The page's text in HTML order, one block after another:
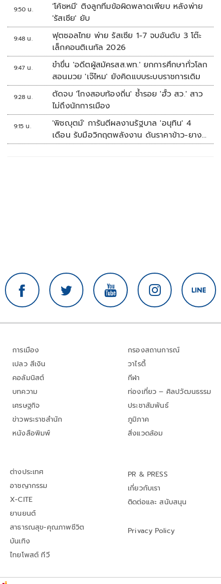
9:50 น.
'โค้ชหมี' ติงลูกทีมข้อผิดพลาดเพียบ หลังพ่าย
'รัสเซีย' ยับ
9:48 น.
ฟุตซอลไทย พ่าย รัสเซีย 1-7 จบอันดับ 3 โต๊ะ
เล็กคอนติเนทัล 2026
9:47 น.
ขำขื่น 'อดีตผู้สมัครสส.พท.' ยกการศึกษาทั่วโลก
สอนมวย 'เจ๊ไหม' ยังคิดแบบระบบราชการเดิม
9:28 น.
ตัดจบ 'โกงสอบท้องถิ่น' ซ้ำรอย 'ฮั้ว สว.' สาว
ไม่ถึงนักการเมือง
9:15 น.
'พิชญุตม์' การันตีผลงานรัฐบาล 'อนุทิน' 4
เดือน รับมือวิกฤตพลังงาน ดันราคาข้าว-ยาง-
ปาล์ม พุ่งต่อเนื่อง พร้อมอัดมาตรการช่วยลด
การเมือง
เปลว สีเงิน
คอลัมนิสต์
บทความ
เศรษฐกิจ
ข่าวพระราชสำนัก
หนังสือพิมพ์
กรองสถานการณ์
วาไรตี้
กีฬา
ท่องเที่ยว – ศิลปวัฒนธรรม
ประชาสัมพันธ์
ภูมิภาค
สิ่งแวดล้อม
ต่างประเทศ
อาชญากรรม
X-CITE
ยานยนต์
สาธารณสุข-คุณภาพชีวิต
บันเทิง
ไทยโพสต์ ทีวี
PR & PRESS
เกี่ยวกับเรา
ติดต่อและ สนับสนุน
Privacy Policy